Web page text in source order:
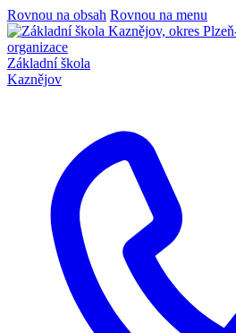
Rovnou na obsah Rovnou na menu
Základní škola
Kaznějov